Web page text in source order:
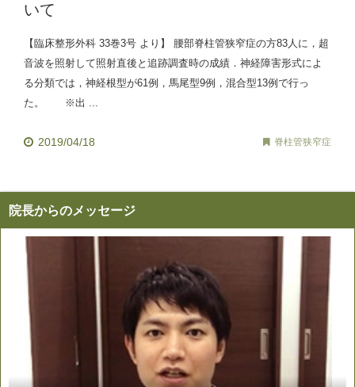
いて
【臨床整形外科 33巻3号 より】 腰部脊柱管狭窄症の方83人に，超
音波を照射して照射直後と追跡調査時の成績．神経障害形式によ
る分類では，神経根型が61例，馬尾型9例，混合型13例で行っ
た。 ※出 ...
2019/04/18 脊柱管狭窄症
院長からのメッセージ